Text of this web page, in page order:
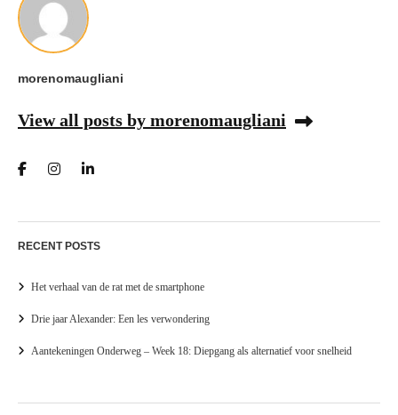
morenomaugliani
View all posts by morenomaugliani
RECENT POSTS
Het verhaal van de rat met de smartphone
Drie jaar Alexander: Een les verwondering
Aantekeningen Onderweg – Week 18: Diepgang als alternatief voor snelheid